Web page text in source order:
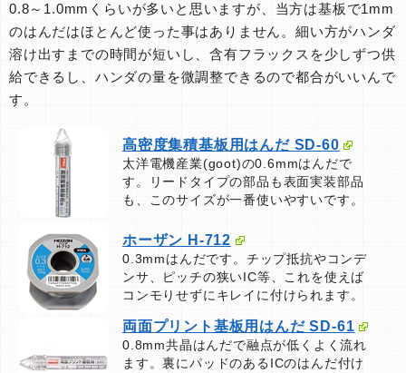
0.8～1.0mmくらいが多いと思いますが、当方は基板で1mm
のはんだはほとんど使った事はありません。細い方がハンダ
溶け出すまでの時間が短いし、含有フラックスを少しずつ供
給できるし、ハンダの量を微調整できるので都合がいいんで
す。
高密度集積基板用はんだ SD-60
太洋電機産業(goot)の0.6mmはんだで
す。リードタイプの部品も表面実装部品
も、このサイズが一番使いやすいです。
ホーザン H-712
0.3mmはんだです。チップ抵抗やコンデ
ンサ、ピッチの狭いIC等、これを使えば
コンモりせずにキレイに付けられます。
両面プリント基板用はんだ SD-61
0.8mm共晶はんだで融点が低くよく流れ
ます。裏にパッドのあるICのはんだ付け